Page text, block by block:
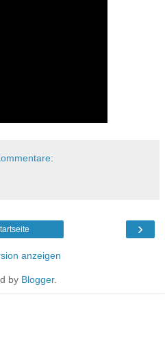
›
anzeigen
by Blogger.